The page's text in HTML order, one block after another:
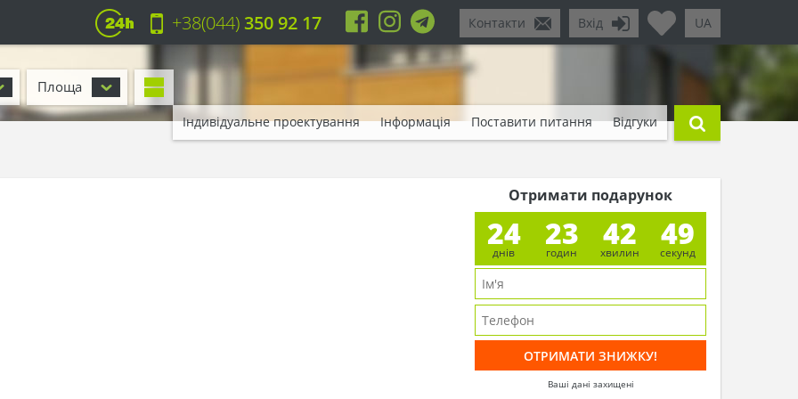
UA
Вхід
Контакти
+38(044)350 92 17
Площа
Індивідуальне проектування Інформація Поставити питання Відгуки
Отримати подарунок
24
днів
23
годин
42
хвилин
46
секунд
Ваші дані захищені